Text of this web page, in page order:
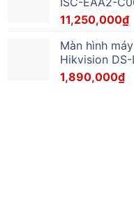
11,250,000₫
Màn hình
Hikvision DS-
1,890,000₫